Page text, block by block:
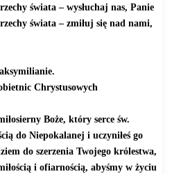
świata – wysłuchaj nas, Panie
świata – zmiłuj się nad nami,
Chrystusowych
Boże, który serce św.
do Niepokalanej i uczyniłeś go
do szerzenia Twojego królestwa,
i ofiarnością, abyśmy w życiu